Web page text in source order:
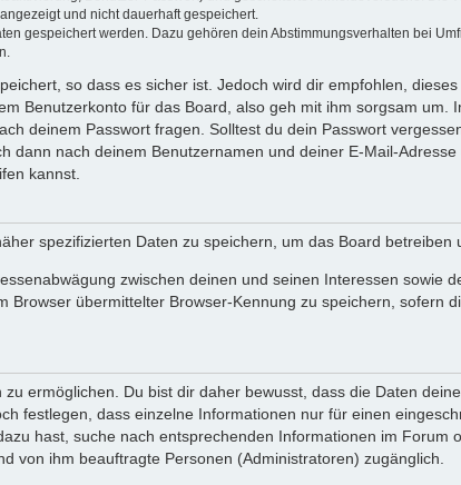
und nicht dauerhaft gespeichert.
gespeichert werden. Dazu gehören dein Abstimmungsverhalten bei
so dass es sicher ist. Jedoch wird dir empfohlen,
Benutzerkonto für das Board, also geh mit ihm sorgsam um.
deinem Passwort fragen. Solltest du dein Passwort
dann nach deinem Benutzernamen und deiner E-Mail-
kannst.
spezifizierten Daten zu speichern, um das Board betreiben
zwischen deinen und seinen Interessen sowie
Browser übermittelter Browser-Kennung zu speichern, sofern
ermöglichen. Du bist dir daher bewusst, dass die Daten
festlegen, dass einzelne Informationen nur für einen
hast, suche nach entsprechenden Informationen im Forum
von ihm beauftragte Personen (Administratoren) zugänglich.